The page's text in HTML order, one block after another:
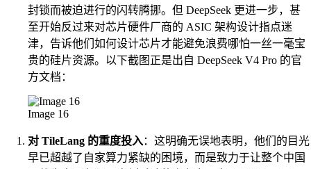
封锁而被迫进行的闪转腾挪。但 DeepSeek 更进一步，甚
至开始反过来对芯片硬件厂商的 ASIC 架构设计指点迷
津，告诉他们如何设计芯片才能避免浪费哪怕一丝一毫宝
贵的硅片资源。以下截图正是出自 DeepSeek V4 Pro 的官
方文档：
Image 16
对 TileLang 的重度投入：这明确无误地表明，他们的目光
早已超越了自家算力紧缺的困境，而是致力于让整个中国